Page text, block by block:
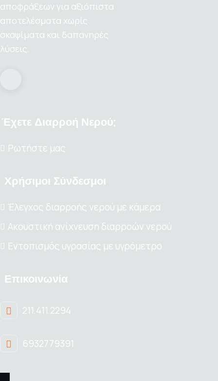
αποφράξεων για αξιόπιστα
αποτελέσματα χωρίς
σκαψίματα και δαπανηρές
λύσεις.
Έχετε Διαρροή Νερού;
Ρωτήστε μας
Χρήσιμοι Σύνδεσμοι
Έλεγχος διαρροής νερού με κάμερα
Ακουστική ανίχνευση διαρροών νερού
Εντοπισμός υγρασίας με υγρόμετρο
Επικοινωνία
211.411.2294
6932779391